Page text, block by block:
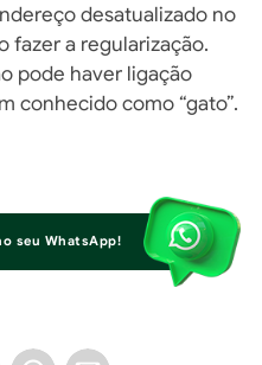
desatualizado no
fazer a regularização.
pode haver ligação
conhecido como “gato”.
seu WhatsApp!